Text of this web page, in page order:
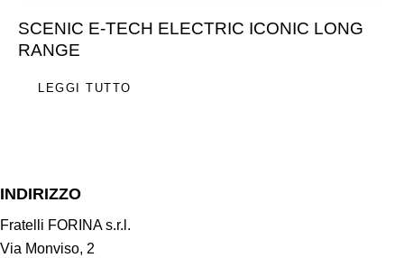
SCENIC E-TECH ELECTRIC ICONIC LONG
RANGE
LEGGI TUTTO
INDIRIZZO
Fratelli FORINA s.r.l.
Via Monviso, 2